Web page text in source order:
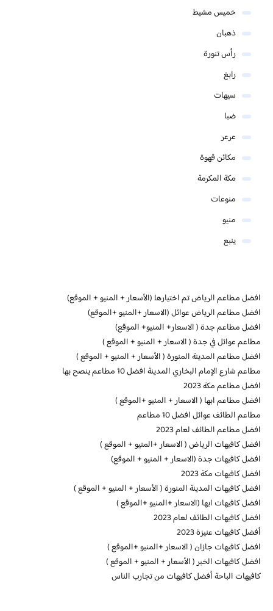
خميس مشيط
ذهبان
رأس تنورة
رابغ
سيهات
ضبا
عرعر
مكائن قهوة
مكة المكرمة
منوعات
منيو
ينبع
افضل مطاعم الرياض تم اختيارها (الأسعار + المنيو + الموقع)
افضل مطاعم الرياض عوائل (الاسعار +المنيو +الموقع)
افضل مطاعم جدة ( الاسعار+ المنيو+ الموقع)
مطاعم عوائل في جدة ( الاسعار + المنيو + الموقع )
افضل مطاعم المدينة المنورة ( الأسعار + المنيو + الموقع )
مطاعم شارع الإمام البخاري المدينة افضل 10 مطاعم ينصح بها
افضل مطاعم مكة 2023
افضل مطاعم ابها ( الاسعار + المنيو +الموقع )
مطاعم الطائف عوائل افضل 10 مطاعم
افضل مطاعم الطائف لعام 2023
افضل كافيهات الرياض ( الاسعار +المنيو + الموقع )
افضل كافيهات جدة (الاسعار + المنيو + الموقع)
افضل كافيهات مكة 2023
افضل كافيهات المدينة المنورة ( الأسعار + المنيو + الموقع )
افضل كافيهات ابها (الاسعار +المنيو +الموقع )
افضل كافيهات الطائف لعام 2023
أفضل كافيهات عنيزة 2023
افضل كافيهات جازان ( الاسعار +المنيو +الموقع )
افضل كافيهات الخبر ( الأسعار + المنيو + الموقع )
كافيهات الباحة أفضل كافيهات من تجارب الناس